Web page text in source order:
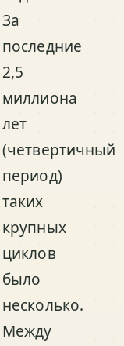
За
последние
2,5
миллиона
лет
(четвертичный
период)
таких
крупных
циклов
было
несколько.
Между